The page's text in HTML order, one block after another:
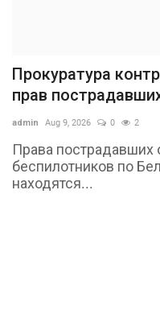
Прокуратура
прав
admin Aug 9, 2026 0 2
Права пострадавших
беспилотников по
находятся...